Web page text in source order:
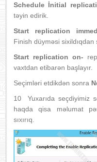
Schedule İnitial
təyin edirik.
Start replication
Finish düyməsi sixildıqdan
Start replication on-
vaxtdan etibarən başlayır.
Seçimləri etdikdən sonra
10 Yuxarıda seçdiyimiz
haqda qisa məlumat
sıxırıq.